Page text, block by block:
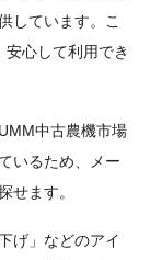
しています。こ
心して利用でき
中古農機市場
いるため、メー
せます。
げ」などのアイ